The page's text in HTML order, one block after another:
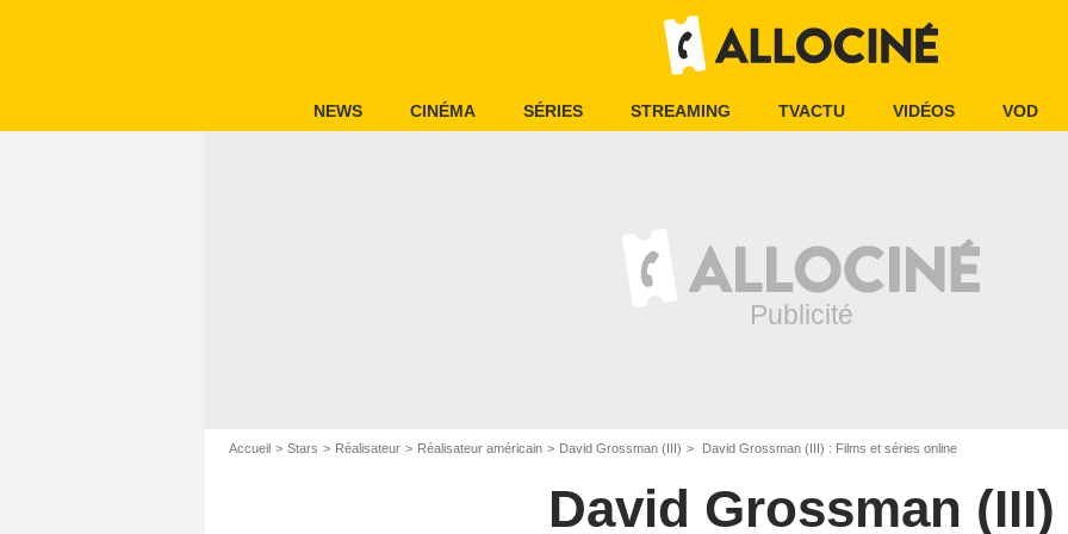
NEWS CINÉMA SÉRIES STREAMING TVACTU VIDÉOS VOD
Accueil Stars Réalisateur Réalisateur américain David Grossman (III) David Grossman (III) : Films et séries online
David Grossman (III)